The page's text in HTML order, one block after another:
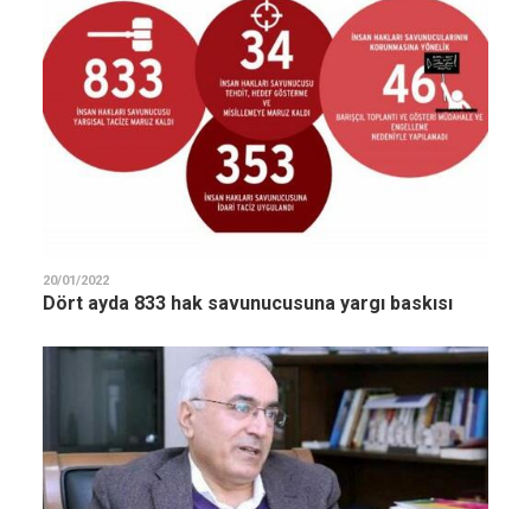
20/01/2022
Dört ayda 833 hak savunucusuna yargı baskısı